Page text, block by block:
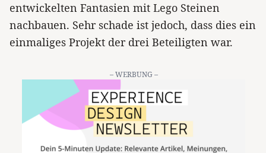
entwickelten Fantasien mit Lego Steinen
nachbauen. Sehr schade ist jedoch, dass dies ein
einmaliges Projekt der drei Beteiligten war.
– WERBUNG –